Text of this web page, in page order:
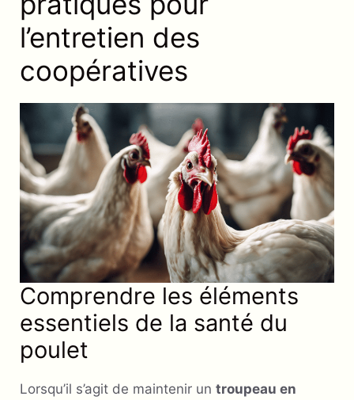
l’entretien des
coopératives
Comprendre les éléments
essentiels de la santé du
poulet
Lorsqu’il s’agit de maintenir un troupeau en